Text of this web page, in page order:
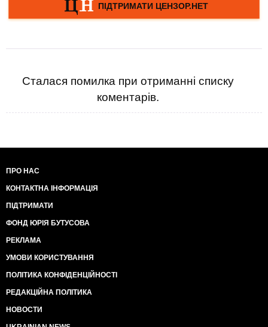
Сталася помилка при отриманні списку
коментарів.
ПРО НАС
КОНТАКТНА ІНФОРМАЦІЯ
ПІДТРИМАТИ
ФОНД ЮРІЯ БУТУСОВА
РЕКЛАМА
УМОВИ КОРИСТУВАННЯ
ПОЛІТИКА КОНФІДЕНЦІЙНОСТІ
РЕДАКЦІЙНА ПОЛІТИКА
НОВОСТИ